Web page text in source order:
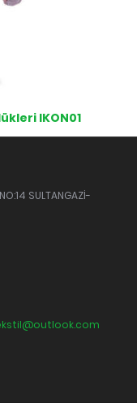
IKON01
SULTANGAZİ-